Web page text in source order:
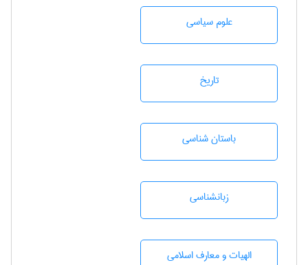
علوم سياسی
تاريخ
باستان شناسی
زبانشناسی
الهیات و معارف اسلامی